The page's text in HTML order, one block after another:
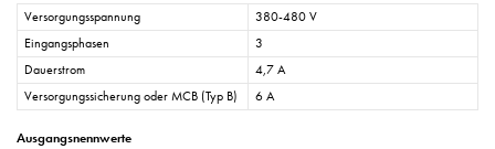
Versorgungsspannung
380-480 V
Eingangsphasen
3
Dauerstrom
4,7 A
Versorgungssicherung oder MCB (Typ B)
6 A
Ausgangsnennwerte